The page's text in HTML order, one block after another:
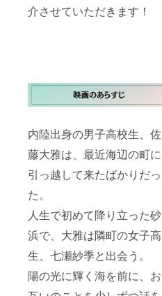
介させていただきます！
内陸出身の男子高校生、佐
藤大雅は、最近海辺の町に
引っ越して来たばかりだっ
た。
人生で初めて降り立った砂
浜で、大雅は隣町の女子高
生、七瀬紗季と出会う。
陽の光に輝く海を前に、お